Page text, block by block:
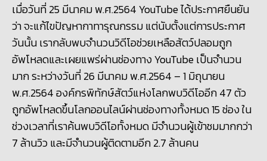
เมื่อวันที่25 มีนาคม พ.ศ.2564 YouTube ได้ประกาศยืนยัน
ว่า จะแก้ไขปัญหากาทารุณกรรม แต่นับตั้งแต่การประกาศ
วันนั้น เรากลับพบจำนวนวิดีโอช่วยเหลือสัตว์ปลอมถูก
อัพโหลดและเผยแพร่ผ่านช่องทาง YouTube เป็นจำนวน
มาก ระหว่างวันที่ 26 มีนาคม พ.ศ.2564 – 1 มิถุนายน
พ.ศ.2564 องค์กรพิทักษ์สัตว์แห่งโลกพบวิดีโออีก 47 ตัว
ถูกอัพโหลดขึ้นโลกออนไลน์ผ่านช่องทางทั้งหมด 15 ช่อง ใน
ช่วงเวลาที่เราค้นพบวิดีโอทั้งหมด มีจำนวนผู้เข้าชมมากกว่า
7 ล้านวิว และมีจำนวนผู้ติดตามอีก 2.7 ล้านคน